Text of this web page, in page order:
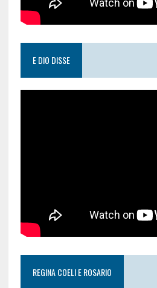
E DIO DISSE
REGINA COELI E ROSARIO